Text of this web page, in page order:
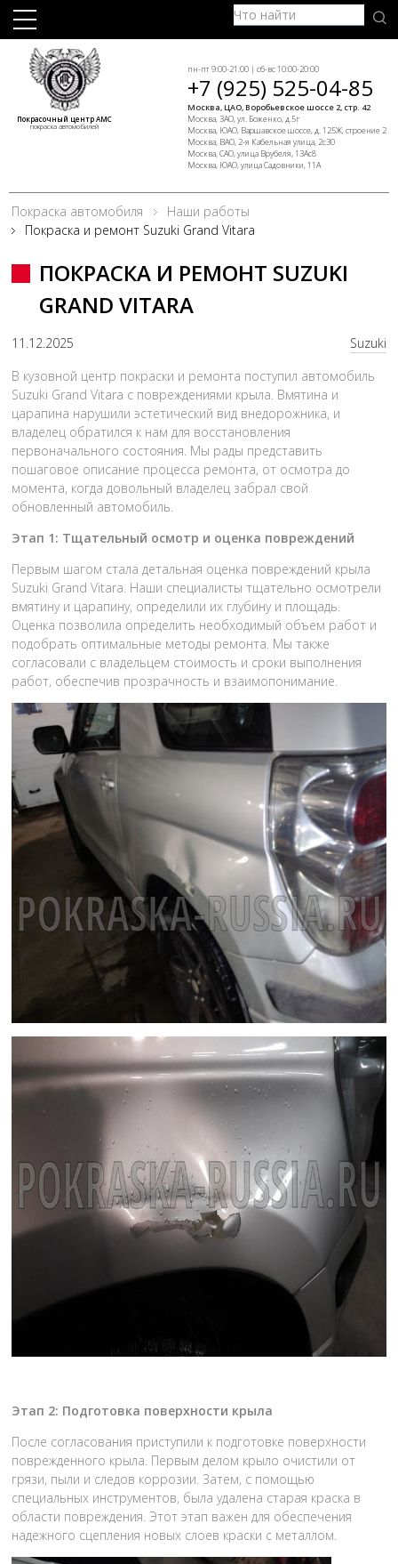
Покрасочный центр АМС
покраска автомобилей
пн-пт 9:00-21:00 | сб-вс 10:00-20:00
+7 (925) 525-04-85
Москва, ЦАО, Воробьевское шоссе 2, стр. 42
Москва, ЗАО, ул. Боженко, д.5г
Москва, ЮАО, Варшавское шоссе, д. 125Ж, строение 2
Москва, ВАО, 2-я Кабельная улица, 2с30
Москва, САО, улица Врубеля, 13Ас8
Москва, ЮАО, улица Садовники, 11А
Покраска автомобиля
Наши работы
Покраска и ремонт Suzuki Grand Vitara
ПОКРАСКА И РЕМОНТ SUZUKI
GRAND VITARA
11.12.2025
Suzuki
В кузовной центр покраски и ремонта поступил автомобиль
Suzuki Grand Vitara с повреждениями крыла. Вмятина и
царапина нарушили эстетический вид внедорожника, и
владелец обратился к нам для восстановления
первоначального состояния. Мы рады представить
пошаговое описание процесса ремонта, от осмотра до
момента, когда довольный владелец забрал свой
обновленный автомобиль.
Этап 1: Тщательный осмотр и оценка повреждений
Первым шагом стала детальная оценка повреждений крыла
Suzuki Grand Vitara. Наши специалисты тщательно осмотрели
вмятину и царапину, определили их глубину и площадь.
Оценка позволила определить необходимый объем работ и
подобрать оптимальные методы ремонта. Мы также
согласовали с владельцем стоимость и сроки выполнения
работ, обеспечив прозрачность и взаимопонимание.
Этап 2: Подготовка поверхности крыла
После согласования приступили к подготовке поверхности
поврежденного крыла. Первым делом крыло очистили от
грязи, пыли и следов коррозии. Затем, с помощью
специальных инструментов, была удалена старая краска в
области повреждения. Этот этап важен для обеспечения
надежного сцепления новых слоев краски с металлом.